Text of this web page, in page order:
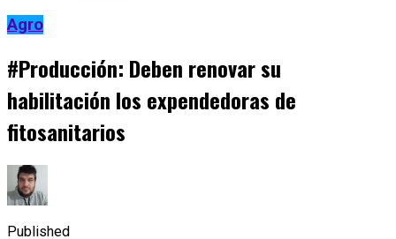
Agro
#Producción: Deben renovar su
habilitación los expendedoras de
fitosanitarios
Published